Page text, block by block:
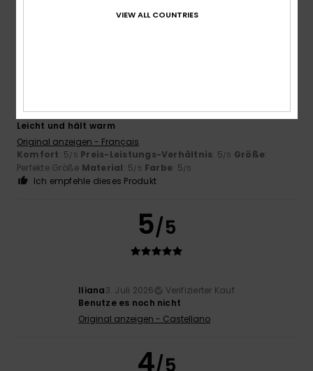
Thierry5. Juli 2026
Verifizierter Kauf
Leicht und hält warm
Original anzeigen - Français
Komfort: 5/5 Preis-Leistungs-Verhältnis: 5/5 Größe:
Perfekte Größe Material: 5/5 Farbe: 5/5
Ich empfehle dieses Produkt
5/5
Iliana3. Juli 2026
Verifizierter Kauf
Benutze es noch nicht
Original anzeigen - Castellano
4/5
VIEW ALL COUNTRIES